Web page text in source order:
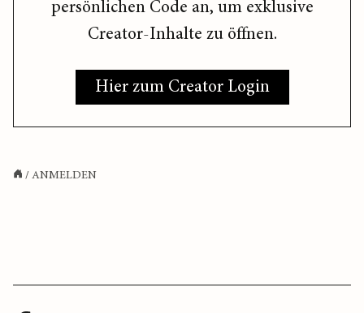
persönlichen Code an, um exklusive
Creator-Inhalte zu öffnen.
Hier zum Creator Login
/ ANMELDEN